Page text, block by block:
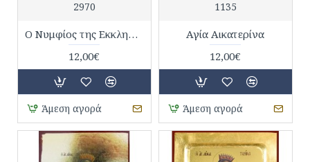
2970
O Νυμφίος της Εκκλησίας
12,00€
Άμεση αγορά
1135
Αγία Αικατερίνα
12,00€
Άμεση αγορά